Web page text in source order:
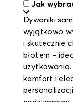
Jak
Dywaniki
wyjątkowo
i skutecznie
błotem –
komfort i